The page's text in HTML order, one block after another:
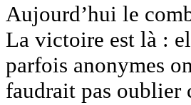
Aujourd’hui le
La victoire est là :
parfois anonymes
faudrait pas oublier